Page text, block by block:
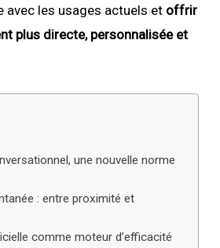
avec les usages actuels et offrir
plus directe, personnalisée et
une nouvelle norme
: entre proximité et
comme moteur d’efficacité